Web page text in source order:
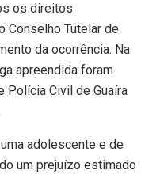
os direitos
Conselho Tutelar de
da ocorrência. Na
apreendida foram
Polícia Civil de Guaíra
adolescente e de
um prejuízo estimado